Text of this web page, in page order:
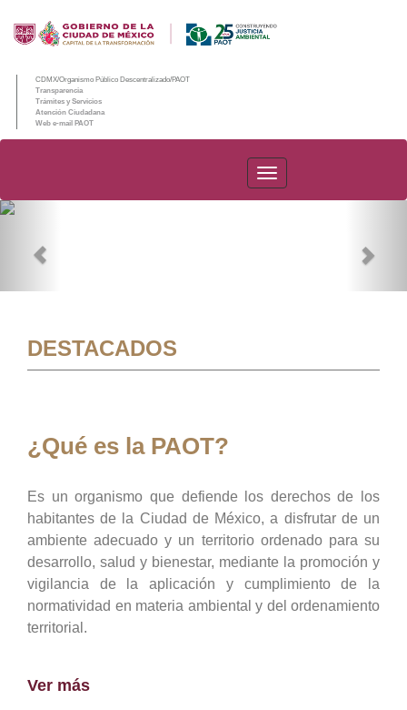
CDMX/Organismo Público Descentralizado/PAOT
Transparencia
Trámites y Servicios
Atención Ciudadana
Web e-mail PAOT
PAOT
DESTACADOS
¿Qué es la PAOT?
Es un organismo que defiende los derechos de los
habitantes de la Ciudad de México, a disfrutar de un
ambiente adecuado y un territorio ordenado para su
desarrollo, salud y bienestar, mediante la promoción y
vigilancia de la aplicación y cumplimiento de la
normatividad en materia ambiental y del ordenamiento
territorial.
Ver más